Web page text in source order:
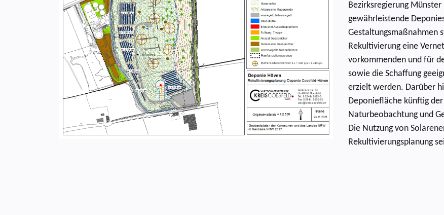
Bezirksregierung
gewährleistende
Gestaltungsmaßnahmen
Rekultivierung eine
vorkommenden und für
sowie die Schaffung
erzielt werden. Darüber
Deponiefläche künftig
Naturbeobachtung und
Die Nutzung von
Rekultivierungsplanung